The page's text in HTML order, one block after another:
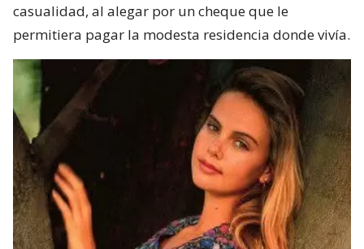
casualidad, al alegar por un cheque que le
permitiera pagar la modesta residencia donde vivía.